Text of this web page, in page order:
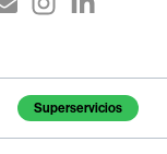
Superservicios